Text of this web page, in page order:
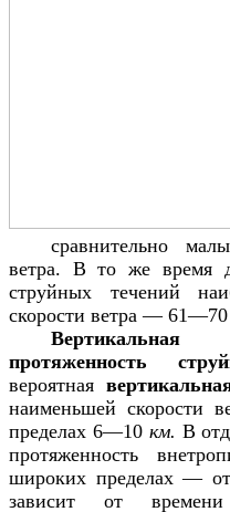
сравнительно
ветра. В то же время
струйных течений
скорости ветра — 61—70
протяженность
вероятная
наименьшей скорости
пределах 6—10 км. В
протяженность
широких пределах —
зависит от